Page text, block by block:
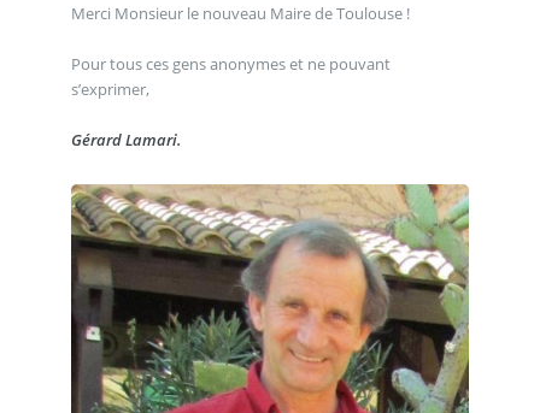
Merci Monsieur le nouveau Maire de Toulouse !
Pour tous ces gens anonymes et ne pouvant
s’exprimer,
Gérard Lamari.